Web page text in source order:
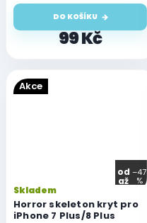
99 Kč
DO KOŠÍKU
Akce
od
až
–47
%
Horror skeleton kryt pro
iPhone 7 Plus/8 Plus
Skladem